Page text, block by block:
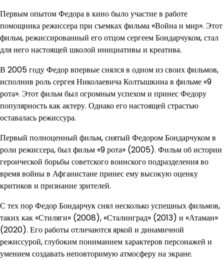
Первым опытом Федора в кино было участие в работе
помощника режиссера при съемках фильма «Война и мир». Этот
фильм, режиссированный его отцом сергеем Бондарчуком, стал
для него настоящей школой инициативы и креатива.
В 2005 году Федор впервые снялся в одном из своих фильмов,
исполнив роль сергея Николаевича Колтышкина в фильме «9
рота». Этот фильм был огромным успехом и принес Федору
популярность как актеру. Однако его настоящей страстью
оставалась режиссура.
Первый полноценный фильм, снятый Федором Бондарчуком в
роли режиссера, был фильм «9 рота» (2005). Фильм об истории
героической борьбы советского воинского подразделения во
время войны в Афганистане принес ему высокую оценку
критиков и признание зрителей.
С тех пор Федор Бондарчук снял несколько успешных фильмов,
таких как «Стиляги» (2008), «Сталинград» (2013) и «Атаман»
(2020). Его работы отличаются яркой и динамичной
режиссурой, глубоким пониманием характеров персонажей и
умением создавать неповторимую атмосферу на экране.